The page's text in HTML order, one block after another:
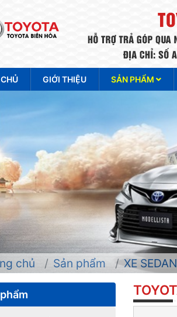
GIỚI THIỆU SẢN PHẨM
chủ Sản phẩm XE